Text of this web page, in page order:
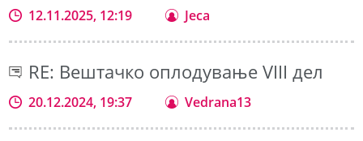
12.11.2025, 12:19 Jeca
RE: Вештачко оплодување VIII дел
20.12.2024, 19:37 Vedrana13